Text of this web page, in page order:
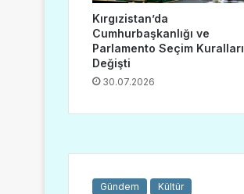
Kırgızistan’da
Cumhurbaşkanlığı ve
Parlamento Seçim Kuralları
Değişti
30.07.2026